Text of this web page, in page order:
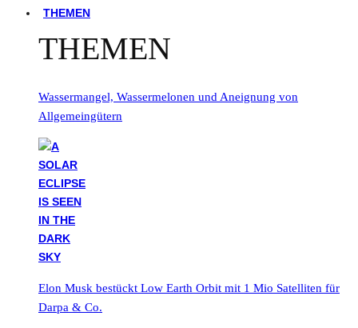
THEMEN
THEMEN
Wassermangel, Wassermelonen und Aneignung von
Allgemeingütern
Elon Musk bestückt Low Earth Orbit mit 1 Mio Satelliten für
Darpa & Co.